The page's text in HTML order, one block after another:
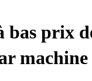
bas prix
machine